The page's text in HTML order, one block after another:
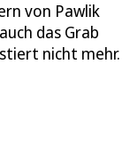
von Pawlik
das Grab
nicht mehr.